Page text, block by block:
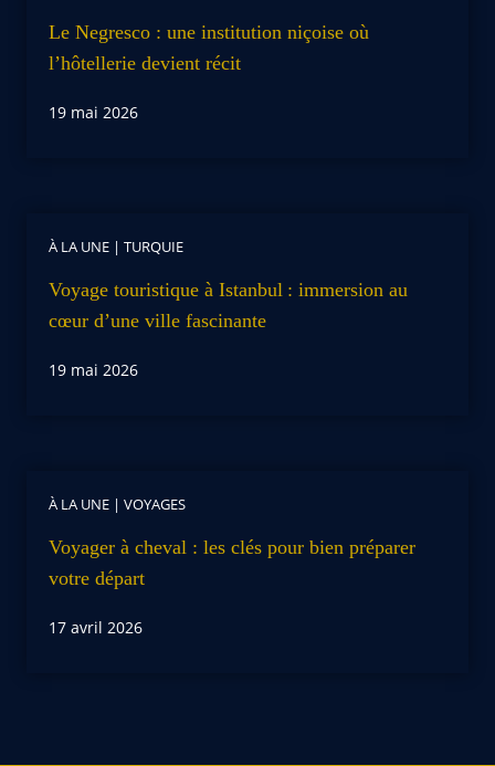
Le Negresco : une institution niçoise où
l’hôtellerie devient récit
19 mai 2026
À LA UNE | TURQUIE
Voyage touristique à Istanbul : immersion au
cœur d’une ville fascinante
19 mai 2026
À LA UNE | VOYAGES
Voyager à cheval : les clés pour bien préparer
votre départ
17 avril 2026